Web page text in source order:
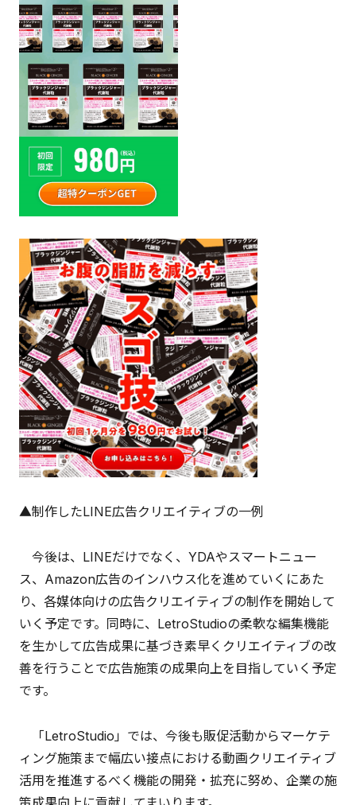
▲制作したLINE広告クリエイティブの一例
今後は、LINEだけでなく、YDAやスマートニュー
ス、Amazon広告のインハウス化を進めていくにあた
り、各媒体向けの広告クリエイティブの制作を開始して
いく予定です。同時に、LetroStudioの柔軟な編集機能
を生かして広告成果に基づき素早くクリエイティブの改
善を行うことで広告施策の成果向上を目指していく予定
です。
「LetroStudio」では、今後も販促活動からマーケテ
ィング施策まで幅広い接点における動画クリエイティブ
活用を推進するべく機能の開発・拡充に努め、企業の施